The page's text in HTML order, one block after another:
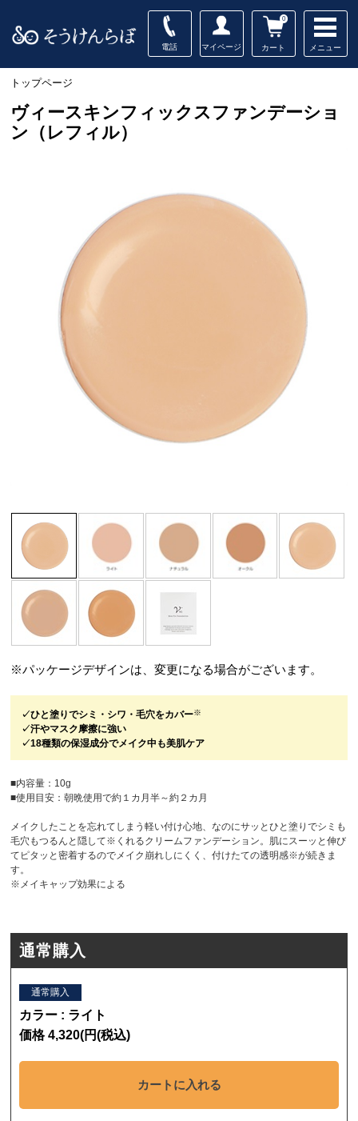
電話 マイページ カート
0
メニュー
トップページ
ヴィースキンフィックスファンデーショ
ン（レフィル）
※パッケージデザインは、変更になる場合がございます。
✓ひと塗りでシミ・シワ・毛穴をカバー※
✓汗やマスク摩擦に強い
✓18種類の保湿成分でメイク中も美肌ケア
■内容量：10g
■使用目安：朝晩使用で約１カ月半～約２カ月
メイクしたことを忘れてしまう軽い付け心地、なのにサッとひと塗りでシミも
毛穴もつるんと隠して※くれるクリームファンデーション。肌にスーッと伸び
てピタッと密着するのでメイク崩れしにくく、付けたての透明感※が続きま
す。
※メイキャップ効果による
通常購入
通常購入
カラー : ライト
価格 4,320(円(税込)
カートに入れる